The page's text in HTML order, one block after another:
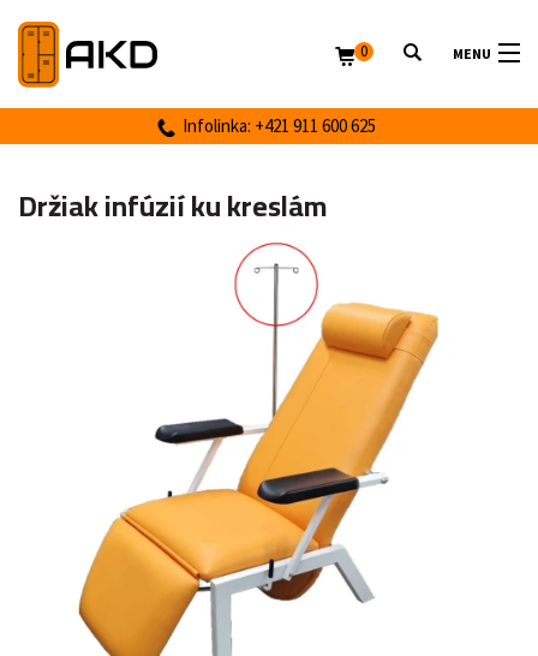
MENU
Infolinka: +421 911 600 625
0
Držiak infúzií ku kreslám